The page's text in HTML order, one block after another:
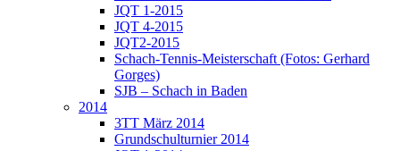
JQT 1-2015
JQT 4-2015
JQT2-2015
Schach-Tennis-Meisterschaft (Fotos: Gerhard
Gorges)
SJB – Schach in Baden
2014
3TT März 2014
Grundschulturnier 2014